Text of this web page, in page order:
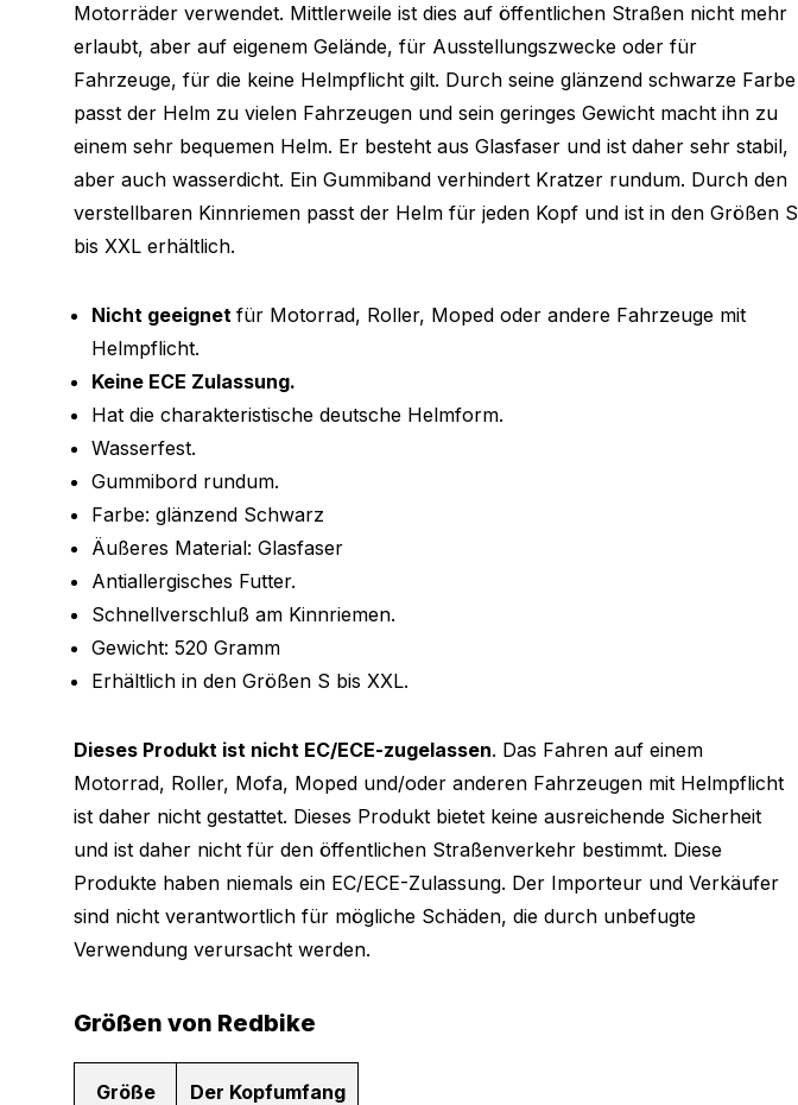
Motorräder verwendet. Mittlerweile ist dies auf öffentlichen Straßen nicht mehr
erlaubt, aber auf eigenem Gelände, für Ausstellungszwecke oder für
Fahrzeuge, für die keine Helmpflicht gilt. Durch seine glänzend schwarze Farbe
passt der Helm zu vielen Fahrzeugen und sein geringes Gewicht macht ihn zu
einem sehr bequemen Helm. Er besteht aus Glasfaser und ist daher sehr stabil,
aber auch wasserdicht. Ein Gummiband verhindert Kratzer rundum. Durch den
verstellbaren Kinnriemen passt der Helm für jeden Kopf und ist in den Größen S
bis XXL erhältlich.
Nicht geeignet für Motorrad, Roller, Moped oder andere Fahrzeuge mit
Helmpflicht.
Keine ECE Zulassung.
Hat die charakteristische deutsche Helmform.
Wasserfest.
Gummibord rundum.
Farbe: glänzend Schwarz
Äußeres Material: Glasfaser
Antiallergisches Futter.
Schnellverschluß am Kinnriemen.
Gewicht: 520 Gramm
Erhältlich in den Größen S bis XXL.
Dieses Produkt ist nicht EC/ECE-zugelassen. Das Fahren auf einem
Motorrad, Roller, Mofa, Moped und/oder anderen Fahrzeugen mit Helmpflicht
ist daher nicht gestattet. Dieses Produkt bietet keine ausreichende Sicherheit
und ist daher nicht für den öffentlichen Straßenverkehr bestimmt. Diese
Produkte haben niemals ein EC/ECE-Zulassung. Der Importeur und Verkäufer
sind nicht verantwortlich für mögliche Schäden, die durch unbefugte
Verwendung verursacht werden.
Größen von Redbike
Größe Der Kopfumfang